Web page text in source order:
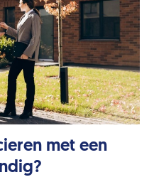
met een